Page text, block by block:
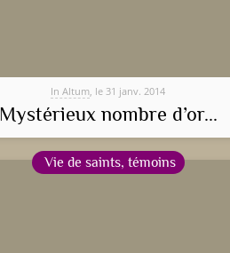
In Altum, le 31 janv. 2014
Mystérieux nombre d’or...
Vie de saints, témoins